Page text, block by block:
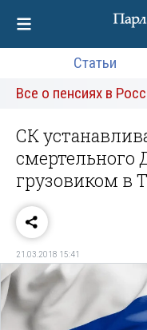
Статьи
Все о пенсиях в
СК
смертельного
грузовиком в
21.03.2018 15:41